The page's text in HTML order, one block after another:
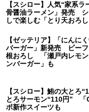
【スシロー】人気“家系
骨醤油ラーメン」発売
しで楽しむ「とり天おろ
【ゼッテリア】「にんに
バーガー」新発売 ビー
根おろし 「瀬戸内レモン
ンバーガー」も
【スシロー】鮪の大とろ
とろサーモン“110円” 「
ボ新作スイーツも